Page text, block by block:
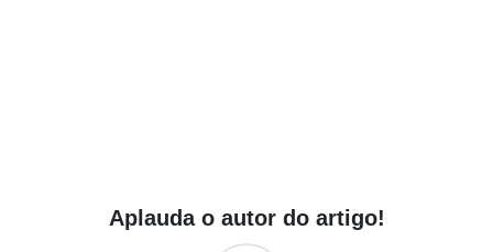
Aplauda o autor do artigo!